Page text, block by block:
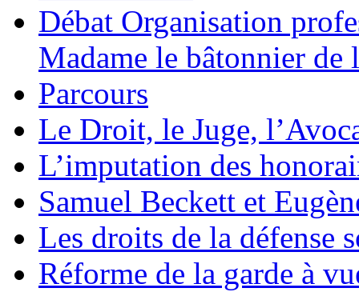
Débat Organisation
Madame le bâtonnier de
Parcours
Le Droit, le Juge,
L’imputation des
Samuel Beckett et
Les droits de la défense
Réforme de la garde à